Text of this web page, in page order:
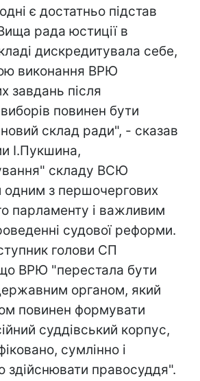
є достатньо підстав
рада юстиції в
дискредитувала себе,
виконання ВРЮ
завдань після
повинен бути
склад ради", - сказав
І.Пукшина,
складу ВСЮ
одним з першочергових
парламенту і важливим
судової реформи.
голови СП
ВРЮ "перестала бути
органом, який
повинен формувати
суддівський корпус,
сумлінно і
здійснювати правосуддя".